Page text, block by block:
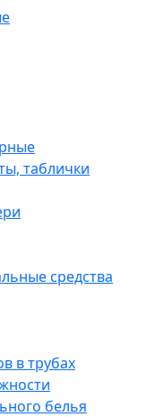
таблички
средства
в трубах
белья